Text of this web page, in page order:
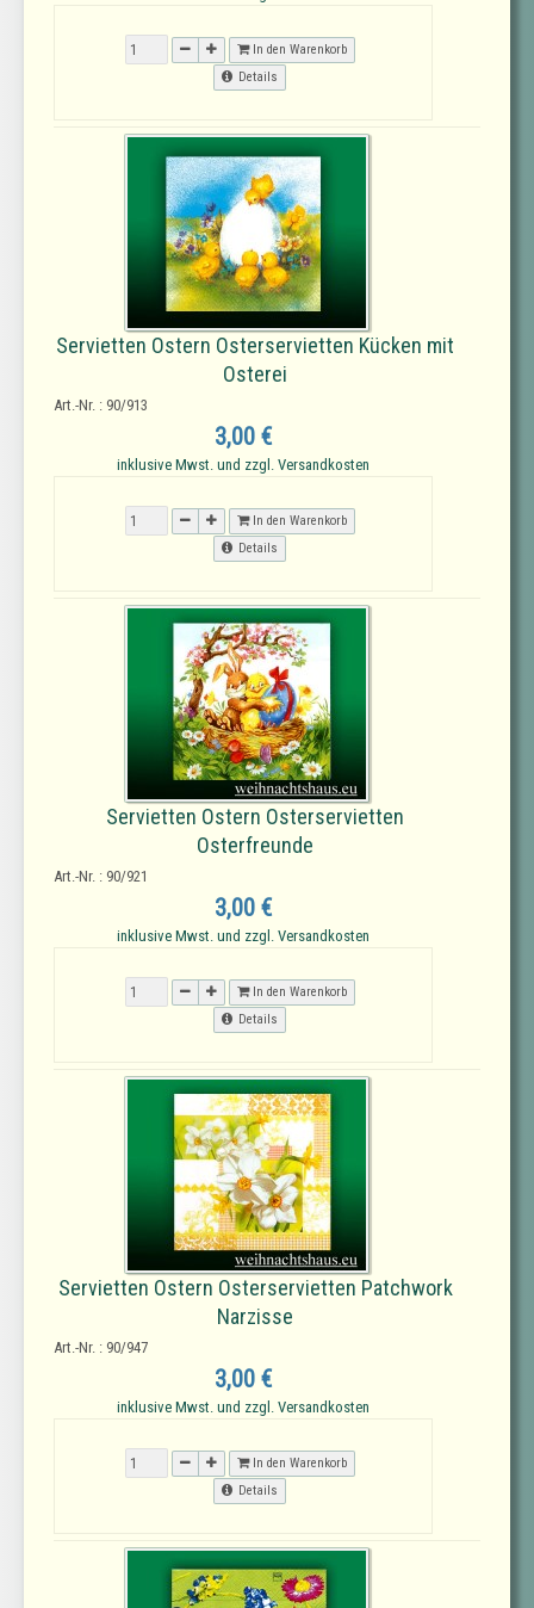
In den Warenkorb
Details
Servietten Ostern Osterservietten Kücken mit
Osterei
Art.-Nr. : 90/913
3,00 €
inklusive Mwst. und zzgl. Versandkosten
In den Warenkorb
Details
Servietten Ostern Osterservietten
Osterfreunde
Art.-Nr. : 90/921
3,00 €
inklusive Mwst. und zzgl. Versandkosten
In den Warenkorb
Details
Servietten Ostern Osterservietten Patchwork
Narzisse
Art.-Nr. : 90/947
3,00 €
inklusive Mwst. und zzgl. Versandkosten
In den Warenkorb
Details